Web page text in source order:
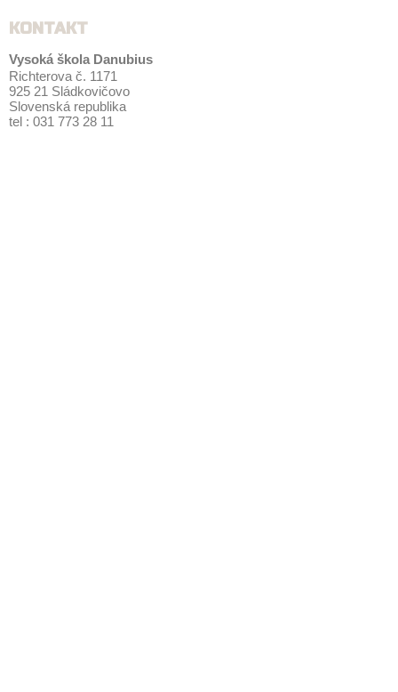
KONTAKT
Vysoká škola Danubius
Richterova č. 1171
925 21 Sládkovičovo
Slovenská republika
tel : 031 773 28 11